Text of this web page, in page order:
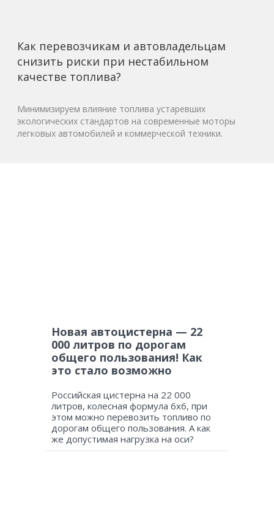
Как перевозчикам и автовладельцам
снизить риски при нестабильном
качестве топлива?
Минимизируем влияние топлива устаревших
экологических стандартов на современные моторы
легковых автомобилей и коммерческой техники.
Новая автоцистерна — 22
000 литров по дорогам
общего пользования! Как
это стало возможно
Российская цистерна на 22 000
литров, колесная формула 6х6, при
этом можно перевозить топливо по
дорогам общего пользования. А как
же допустимая нагрузка на оси?